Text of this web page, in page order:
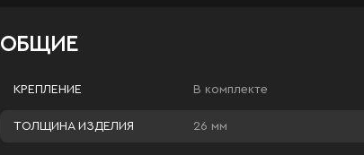
ОБЩИЕ
КРЕПЛЕНИЕ В комплекте
ТОЛЩИНА ИЗДЕЛИЯ 26 мм